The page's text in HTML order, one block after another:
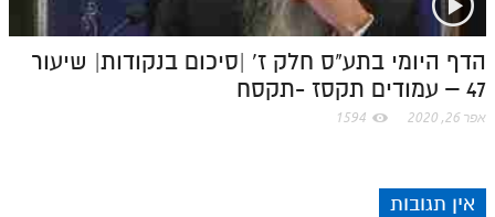
הדף היומי בתע"ס חלק ז' |סיכום בנקודות| שיעור
47 – עמודים תקסז -תקסח
אפר 26, 2020 1594
אין תגובות